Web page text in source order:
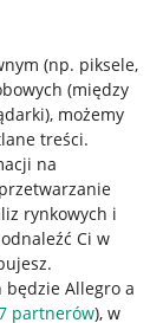
(np. piksele,
(między
, możemy
treści.
na
rynkowych i
Ci w
Allegro a
partnerów), w